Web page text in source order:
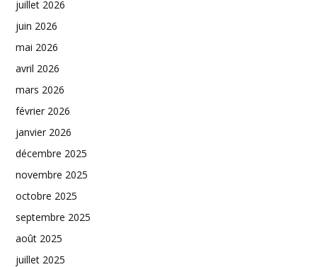
juillet 2026
juin 2026
mai 2026
avril 2026
mars 2026
février 2026
janvier 2026
décembre 2025
novembre 2025
octobre 2025
septembre 2025
août 2025
juillet 2025